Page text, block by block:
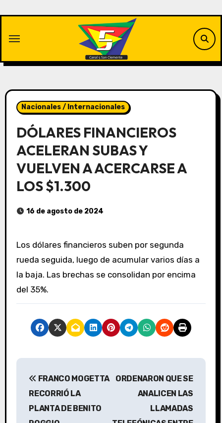
contenido
Nacionales / Internacionales
DÓLARES FINANCIEROS
ACELERAN SUBAS Y
VUELVEN A ACERCARSE A
LOS $1.300
16 de agosto de 2024
Los dólares financieros suben por segunda
rueda seguida, luego de acumular varios días a
la baja. Las brechas se consolidan por encima
del 35%.
N
FRANCO MOGETTA
RECORRIÓ LA
PLANTA DE BENITO
ORDENARON QUE SE
ANALICEN LAS
LLAMADAS